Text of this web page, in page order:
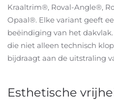
Kraaltrim®, Roval-Angle®,
Opaal®. Elke variant geeft
beëindiging van het
die niet alleen technisch
bijdraagt aan de uitstraling
Esthetische